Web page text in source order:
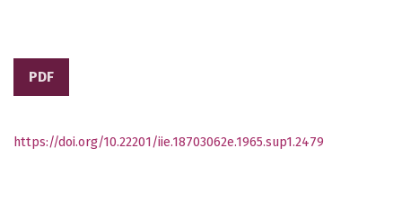
PDF
https://doi.org/10.22201/iie.18703062e.1965.sup1.2479